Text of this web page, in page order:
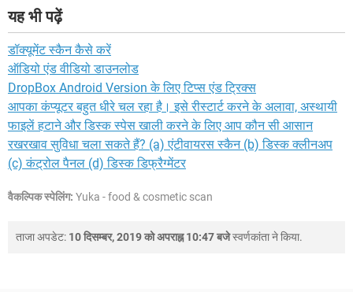
यह भी पढ़ें
डॉक्यूमेंट स्कैन कैसे करें
ऑडियो एंड वीडियो डाउनलोड
DropBox Android Version के लिए टिप्स एंड ट्रिक्स
आपका कंप्यूटर बहुत धीरे चल रहा है। इसे रीस्टार्ट करने के अलावा, अस्थायी
फाइलें हटाने और डिस्क स्पेस खाली करने के लिए आप कौन सी आसान
रखरखाव सुविधा चला सकते हैं? (a) एंटीवायरस स्कैन (b) डिस्क क्लीनअप
(c) कंट्रोल पैनल (d) डिस्क डिफ्रैग्मेंटर
वैकल्पिक स्पेलिंग: Yuka - food & cosmetic scan
ताजा अपडेट: 10 दिसम्बर, 2019 को अपराह्न 10:47 बजेस्वर्णकांताने किया.